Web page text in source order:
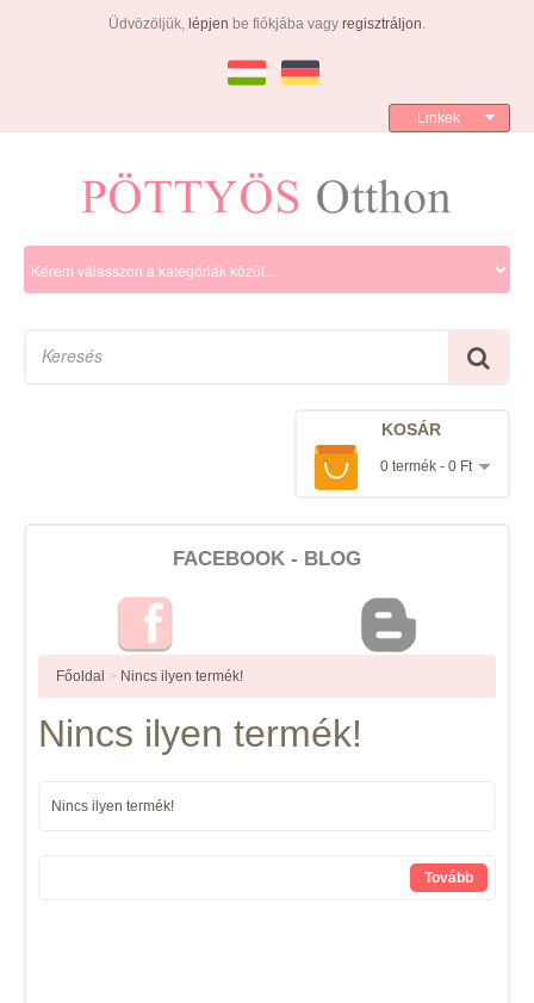
Üdvözöljük, lépjen be fiókjába vagy regisztráljon.
Linkek
KOSÁR
0 termék - 0 Ft
FACEBOOK - BLOG
Főoldal > Nincs ilyen termék!
Nincs ilyen termék!
Nincs ilyen termék!
Tovább